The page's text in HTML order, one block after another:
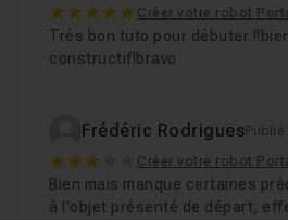
5 Créer votre robot
Trés bon tuto pour débuter
constructif!bravo
Frédéric Rodrigues
3 Créer votre robot
Bien mais manque certaines
à l'objet présenté de départ,